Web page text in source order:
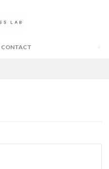
CONTACT